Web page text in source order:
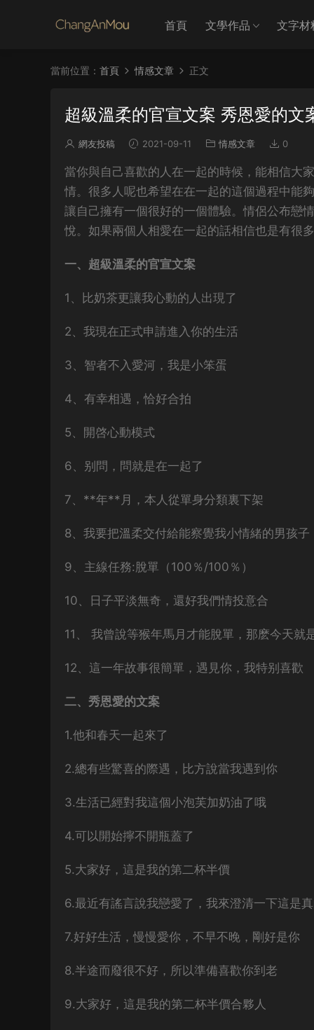
首頁 文學作品 文字材
當前位置： 首頁 情感文章 正文
超級溫柔的官宣文案 秀恩愛的文
網友投稿 2021-09-11 情感文章 0
當你與自己喜歡的人在一起的時候，能相信大
情。很多人呢也希望在在一起的這個過程中能
讓自己擁有一個很好的一個體驗。情侶公布戀
悅。如果兩個人相愛在一起的話相信也是有很多
一、超級溫柔的官宣文案
1、比奶茶更讓我心動的人出現了
2、我現在正式申請進入你的生活
3、智者不入愛河，我是小笨蛋
4、有幸相遇，恰好合拍
5、開啓心動模式
6、别問，問就是在一起了
7、**年**月，本人從單身分類裏下架
8、我要把溫柔交付給能察覺我小情緒的男孩子
9、主線任務:脫單（100％/100％）
10、日子平淡無奇，還好我們情投意合
11、 我曾說等猴年馬月才能脫單，那麽今天就
12、這一年故事很簡單，遇見你，我特别喜歡
二、秀恩愛的文案
1.他和春天一起來了
2.總有些驚喜的際遇，比方說當我遇到你
3.生活已經對我這個小泡芙加奶油了哦
4.可以開始擰不開瓶蓋了
5.大家好，這是我的第二杯半價
6.最近有謠言說我戀愛了，我來澄清一下這是
7.好好生活，慢慢愛你，不早不晚，剛好是你
8.半途而廢很不好，所以準備喜歡你到老
9.大家好，這是我的第二杯半價合夥人